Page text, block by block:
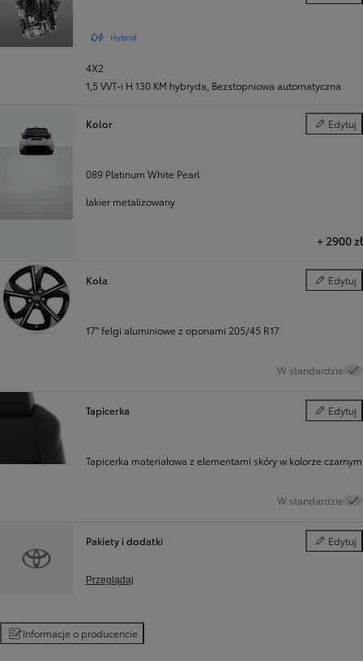
Hybrid
4X2
1,5 VVT-i H 130 KM hybryda Bezstopniowa automatyczna
Kolor Edytuj
Kolor
089 Platinum White Pearl
lakier metalizowany
+ 2900 zł
Koła Edytuj
Koła
17" felgi aluminiowe z oponami 205/45 R17
W standardzie
Tapicerka Edytuj
Tapicerka
Tapicerka materiałowa z elementami skóry w kolorze czarnym
W standardzie
Pakiety i dodatki Edytuj
Pakiety i
Przeglądaj
Informacje o producencie